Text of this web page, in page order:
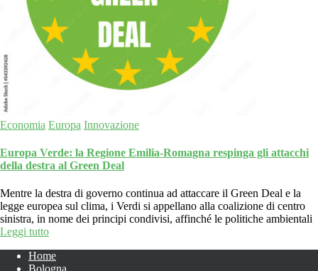
Economia Europa Innovazione
Europa Verde: la Regione Emilia-Romagna respinga gli attacchi
della destra al Green Deal
Mentre la destra di governo continua ad attaccare il Green Deal e la
legge europea sul clima, i Verdi si appellano alla coalizione di centro
sinistra, in nome dei principi condivisi, affinché le politiche ambientali
Leggi tutto
Home